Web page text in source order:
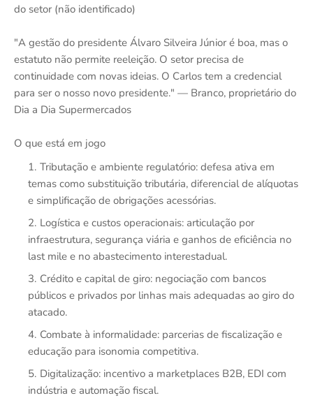
do setor (não identificado)
"A gestão do presidente Álvaro Silveira Júnior é boa, mas o
estatuto não permite reeleição. O setor precisa de
continuidade com novas ideias. O Carlos tem a credencial
para ser o nosso novo presidente." — Branco, proprietário do
Dia a Dia Supermercados
O que está em jogo
Tributação e ambiente regulatório: defesa ativa em
temas como substituição tributária, diferencial de alíquotas
e simplificação de obrigações acessórias.
Logística e custos operacionais: articulação por
infraestrutura, segurança viária e ganhos de eficiência no
last mile e no abastecimento interestadual.
Crédito e capital de giro: negociação com bancos
públicos e privados por linhas mais adequadas ao giro do
atacado.
Combate à informalidade: parcerias de fiscalização e
educação para isonomia competitiva.
Digitalização: incentivo a marketplaces B2B, EDI com
indústria e automação fiscal.